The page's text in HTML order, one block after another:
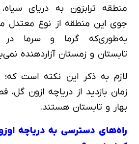
منطقه ترابزون به دریای
جوی این منطقه از نوع معتدل
به‌طوری‌که گرما و سرما
تابستان و زمستان آزاردهنده
لازم به ذکر این نکته است که؛
زمان بازدید از دریاچه ازون گل،
بهار و تابستان هستند.
راه‌های دسترسی به دریاچه